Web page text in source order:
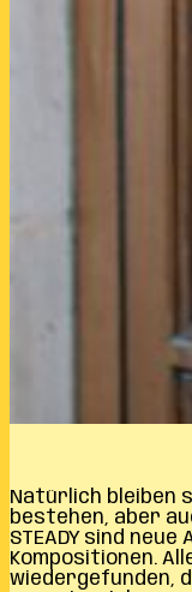
Natürlich bleiben
bestehen, aber
STEADY sind
Kompositionen.
wiedergefunden,